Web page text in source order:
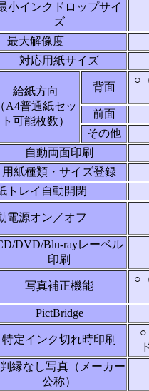
小インクドロップサイ
ズ
最大解像度
対応用紙サイズ
給紙方向
（A4普通紙セッ
ト可能枚数）
背面
○
前面
その他
自動両面印刷
用紙種類・サイズ登録
トレイ自動開閉
電源オン／オフ
DVD/Blu-rayレーベル
印刷
写真補正機能
○
PictBridge
特定インク切れ時印刷
○
縁なし写真（メーカー
公称）